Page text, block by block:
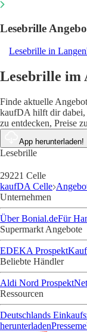
Lesebrille
Lesebrille in
Lesebrille im
Finde aktuelle
kaufDA hilft dir dabei,
zu entdecken, Preise
App herunterladen!
Lesebrille
29221 Celle
kaufDA Celle
Unternehmen
Über Bonial.deFür
Supermarkt Angebote
EDEKA Prospekt
Beliebte Händler
Aldi Nord Prospekt
Ressourcen
Deutschlands
herunterladen